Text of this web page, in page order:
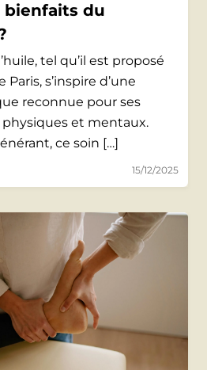
bienfaits du
tel qu’il est proposé
s’inspire d’une
reconnue pour ses
et mentaux.
ce soin […]
15/12/2025